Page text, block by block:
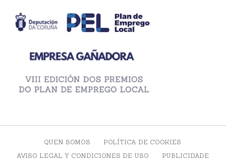
QUEN SOMOS
POLÍTICA DE COOKIES
AVISO LEGAL Y CONDICIONES DE USO
PUBLICIDADE